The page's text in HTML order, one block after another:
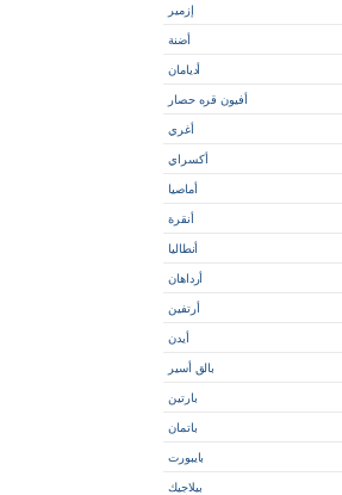
إزمير
أضنة
أديامان
أفيون قره حصار
أغري
أكسراي
أماصيا
أنقرة
أنطاليا
أرداهان
أرتفين
أيدن
بالق أسير
بارتين
باتمان
بايبورت
بيلاجيك